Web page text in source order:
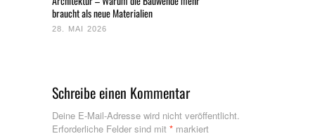
braucht als neue Materialien
28. MAI 2026
Schreibe einen Kommentar
Deine E-Mail-Adresse wird nicht veröffentlicht.
Erforderliche Felder sind mit * markiert